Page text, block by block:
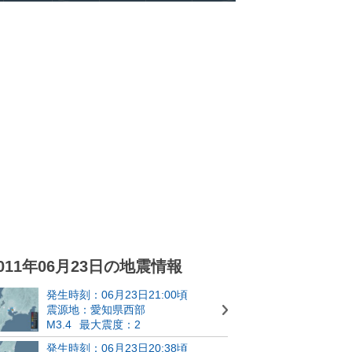
年06月23日の地震情報
発生時刻：06月23日21:00頃
震源地：愛知県西部
M3.4
最大震度：2
発生時刻：06月23日20:38頃